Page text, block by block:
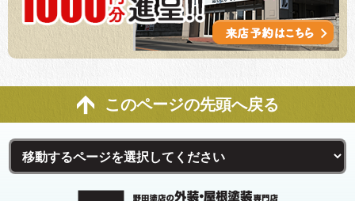
このページの先頭へ戻る